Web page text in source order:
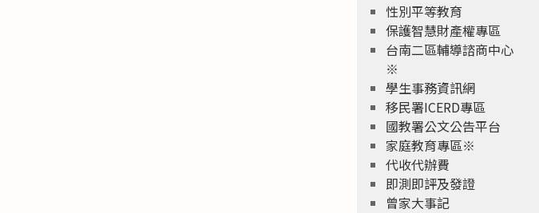
性別平等教育
保護智慧財產權專區
台南二區輔導諮商中心
※
學生事務資訊網
移民署ICERD專區
國教署公文公告平台
家庭教育專區※
代收代辦費
即測即評及發證
曾家大事記